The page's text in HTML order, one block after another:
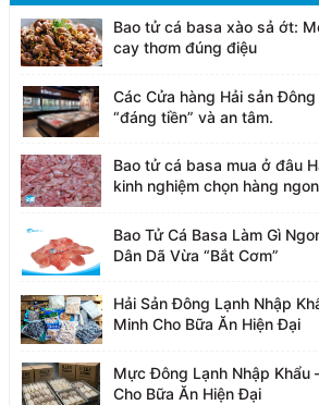
Bao tử cá basa xào sả ớt:
cay thơm đúng điệu
Các Cửa hàng Hải sản
“đáng tiền” và an tâm.
Bao tử cá basa mua ở đâu
kinh nghiệm chọn hàng ngon
Bao Tử Cá Basa Làm Gì
Dân Dã Vừa “Bắt Cơm”
Hải Sản Đông Lạnh Nhập
Minh Cho Bữa Ăn Hiện Đại
Mực Đông Lạnh Nhập Khẩu
Cho Bữa Ăn Hiện Đại